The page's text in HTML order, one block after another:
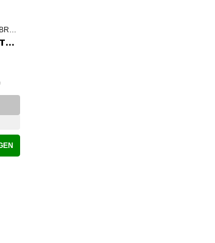
EMGO INTL TAIWAN BRANCH